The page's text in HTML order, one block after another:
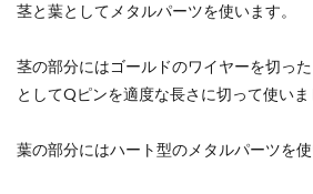
茎と葉としてメタルパーツを使います。
茎の部分にはゴールドのワイヤーを切っ
としてQピンを適度な長さに切って使いま
葉の部分にはハート型のメタルパーツを使